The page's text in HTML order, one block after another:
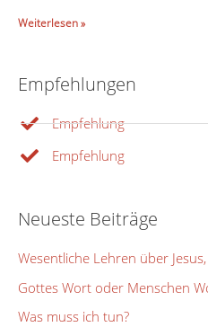
Weiterlesen »
Empfehlungen
Empfehlung
Empfehlung
Neueste Beiträge
Wesentliche Lehren über
Gottes Wort oder Menschen
Was muss ich tun?